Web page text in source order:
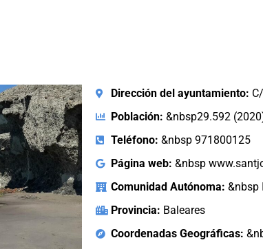
Dirección del ayuntamiento:
Población: &nbsp29.592
Teléfono: &nbsp 971800125
Página web: &nbsp
Comunidad Autónoma: &nbsp
Provincia: Baleares
Coordenadas Geográficas: